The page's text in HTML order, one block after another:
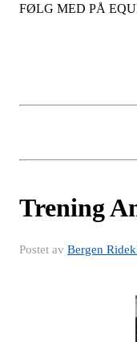
FØLG MED PÅ
Trening
Postet av Bergen